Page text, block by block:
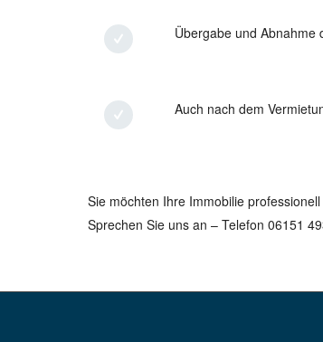
Übergabe und Abnahme
Auch nach dem
Sie möchten Ihre Immobilie
Sprechen Sie uns an – Telefon 06151